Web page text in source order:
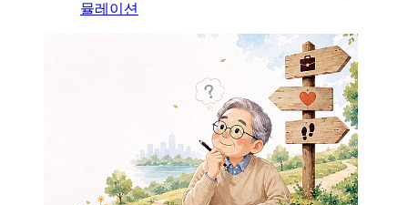
뮬레이션